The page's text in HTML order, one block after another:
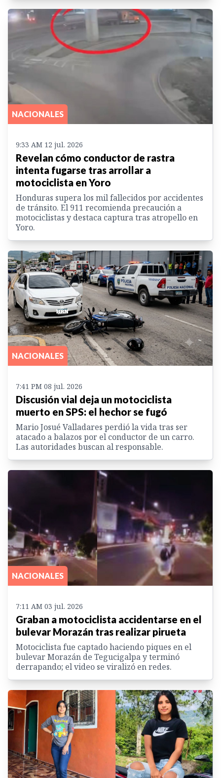
NACIONALES
9:33 AM 12 jul. 2026
Revelan cómo conductor de rastra
intenta fugarse tras arrollar a
motociclista en Yoro
Honduras supera los mil fallecidos por accidentes
de tránsito. El 911 recomienda precaución a
motociclistas y destaca captura tras atropello en
Yoro.
NACIONALES
7:41 PM 08 jul. 2026
Discusión vial deja un motociclista
muerto en SPS: el hechor se fugó
Mario Josué Valladares perdió la vida tras ser
atacado a balazos por el conductor de un carro.
Las autoridades buscan al responsable.
NACIONALES
7:11 AM 03 jul. 2026
Graban a motociclista accidentarse en el
bulevar Morazán tras realizar pirueta
Motociclista fue captado haciendo piques en el
bulevar Morazán de Tegucigalpa y terminó
derrapando; el video se viralizó en redes.